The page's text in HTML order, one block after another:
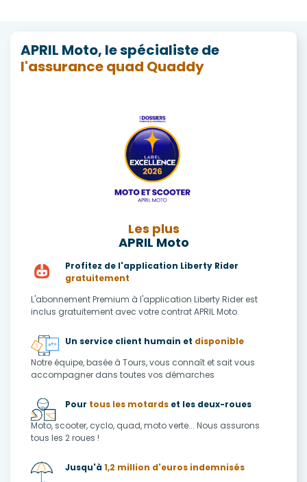
APRIL Moto, le spécialiste de
l'assurance quad Quaddy
Les plus
APRIL Moto
Profitez de l'application Liberty Rider
gratuitement
L'abonnement Premium à l'application Liberty Rider est
inclus gratuitement avec votre contrat APRIL Moto.
Un service client humain et disponible
Notre équipe, basée à Tours, vous connaît et sait vous
accompagner dans toutes vos démarches
Pour tous les motards et les deux-roues
Moto, scooter, cyclo, quad, moto verte... Nous assurons
tous les 2 roues !
Jusqu'à1,2 million d'euros indemnisés